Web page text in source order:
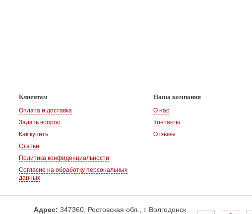
Клиентам
Оплата и доставка
Задать вопрос
Как купить
Статьи
Политика конфиденциальности
Согласие на обработку персональных
данных
Наша компания
О нас
Контакты
Отзывы
Адрес: 347360, Ростовская обл., г. Волгодонск